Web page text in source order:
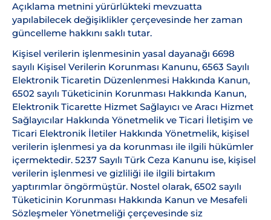
Açıklama metnini yürürlükteki mevzuatta
yapılabilecek değişiklikler çerçevesinde her zaman
güncelleme hakkını saklı tutar.
Kişisel verilerin işlenmesinin yasal dayanağı 6698
sayılı Kişisel Verilerin Korunması Kanunu, 6563 Sayılı
Elektronik Ticaretin Düzenlenmesi Hakkında Kanun,
6502 sayılı Tüketicinin Korunması Hakkında Kanun,
Elektronik Ticarette Hizmet Sağlayıcı ve Aracı Hizmet
Sağlayıcılar Hakkında Yönetmelik ve Ticari İletişim ve
Ticari Elektronik İletiler Hakkında Yönetmelik, kişisel
verilerin işlenmesi ya da korunması ile ilgili hükümler
içermektedir. 5237 Sayılı Türk Ceza Kanunu ise, kişisel
verilerin işlenmesi ve gizliliği ile ilgili birtakım
yaptırımlar öngörmüştür. Nostel olarak, 6502 sayılı
Tüketicinin Korunması Hakkında Kanun ve Mesafeli
Sözleşmeler Yönetmeliği çerçevesinde siz